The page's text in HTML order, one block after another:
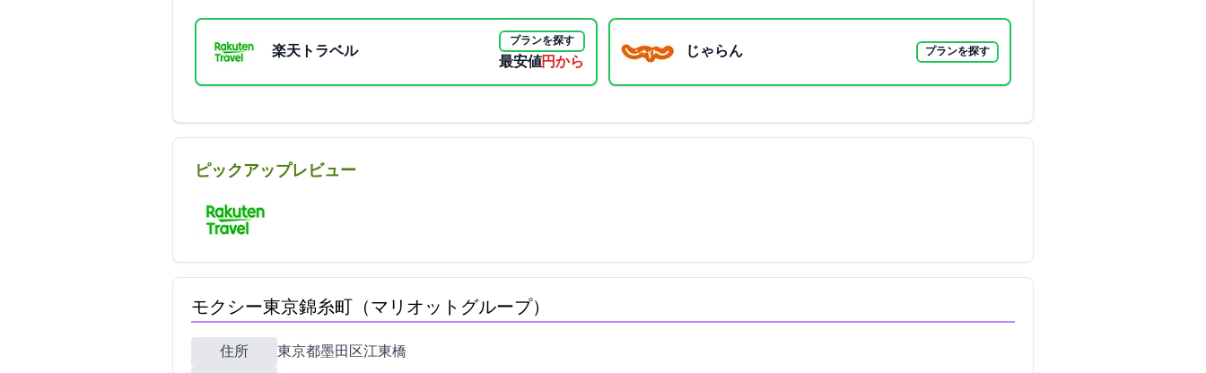
楽天トラベル
プランを探す
最安値7078円から
じゃらん プランを探す
ピックアップレビュー
モクシー東京錦糸町（マリオットグループ）
住所
東京都墨田区江東橋3-4-2